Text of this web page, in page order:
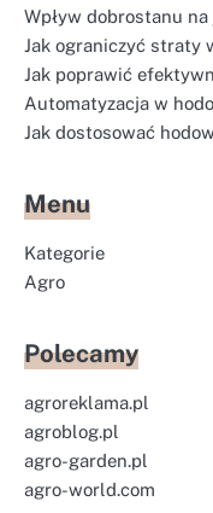
Wpływ dobrostanu
Jak ograniczyć straty
Jak poprawić
Automatyzacja w
Jak dostosować
Menu
Kategorie
Agro
Polecamy
agroreklama.pl
agroblog.pl
agro-garden.pl
agro-world.com